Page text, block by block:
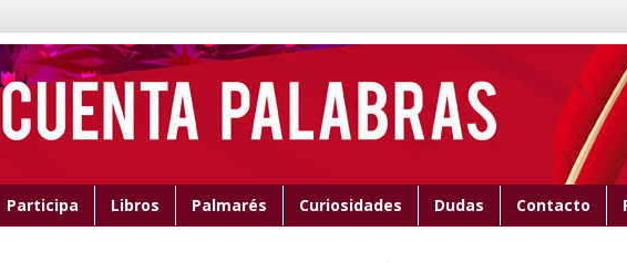
Participa Libros Palmarés Curiosidades Dudas Contacto